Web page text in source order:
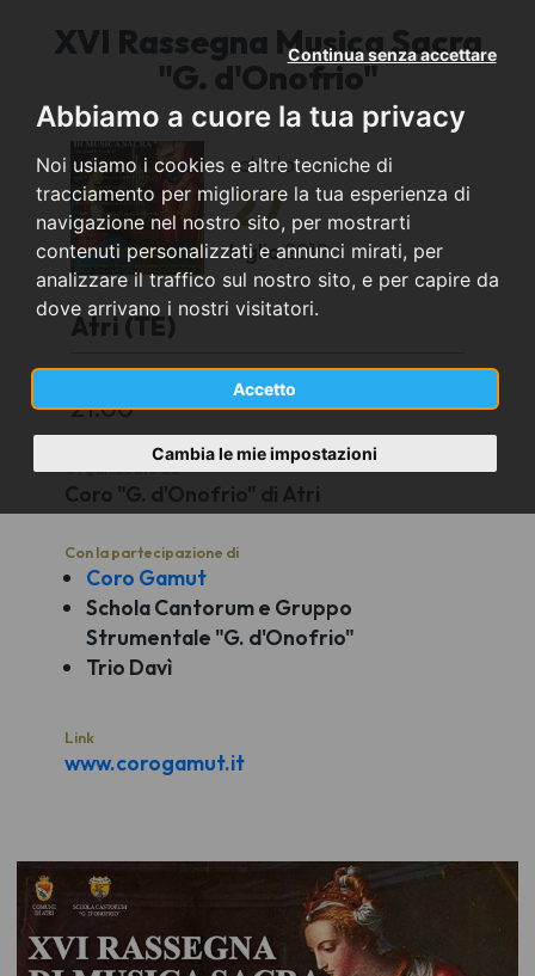
Abbiamo a cuore la tua privacy
Noi usiamo i cookies e altre tecniche di
tracciamento per migliorare la tua esperienza di
navigazione nel nostro sito, per mostrarti
contenuti personalizzati e annunci mirati, per
analizzare il traffico sul nostro sito, e per capire da
dove arrivano i nostri visitatori.
Accetto
Continua senza accettare
Cambia le mie impostazioni
XVI Rassegna Musica Sacra
"G. d'Onofrio"
sabato
27
luglio2019
Atri (TE)
Cattedrale di Santa Maria Assunta
21:00
Organizzato da
Coro "G. d'Onofrio" di Atri
Con la partecipazione di
Coro Gamut
Schola Cantorum e Gruppo
Strumentale "G. d'Onofrio"
Trio Davì
Link
www.corogamut.it